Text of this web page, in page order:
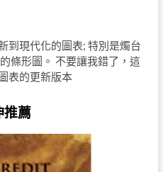
到現代化的圖表; 特別是燭台
條形圖。 不要讓我錯了，這
表的更新版本
推薦